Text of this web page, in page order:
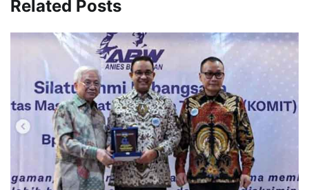
Related Posts